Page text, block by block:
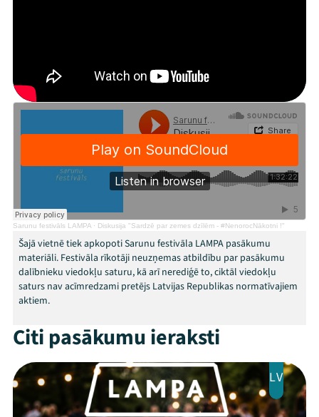
Programma
Arhīvs
Viņi bija LAMPĀ 2026
Jaunumi
Veikals
Kontakti
Sarunu festivāls LAMPA · Diskusija "Sardzē par zemes dzīlēm - #NenorocNākotni !"
Šajā vietnē tiek apkopoti Sarunu festivāla LAMPA pasākumu
materiāli. Festivāla rīkotāji neuzņemas atbildību par pasākumu
dalībnieku viedokļu saturu, kā arī nerediģē to, ciktāl viedokļu
saturs nav acīmredzami pretējs Latvijas Republikas normatīvajiem
aktiem.
Citi pasākumu ieraksti
LV